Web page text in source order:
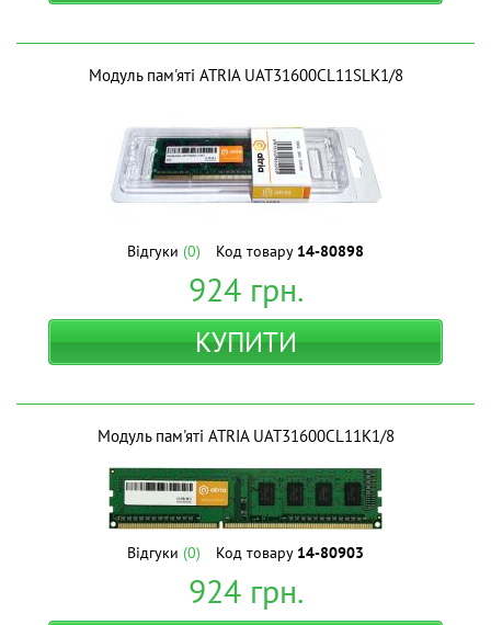
Модуль пам'яті ATRIA UAT31600CL11SLK1/8
Відгуки (0) Код товару 14-80898
924грн.
КУПИТИ
Модуль пам'яті ATRIA UAT31600CL11K1/8
Відгуки (0) Код товару 14-80903
924грн.